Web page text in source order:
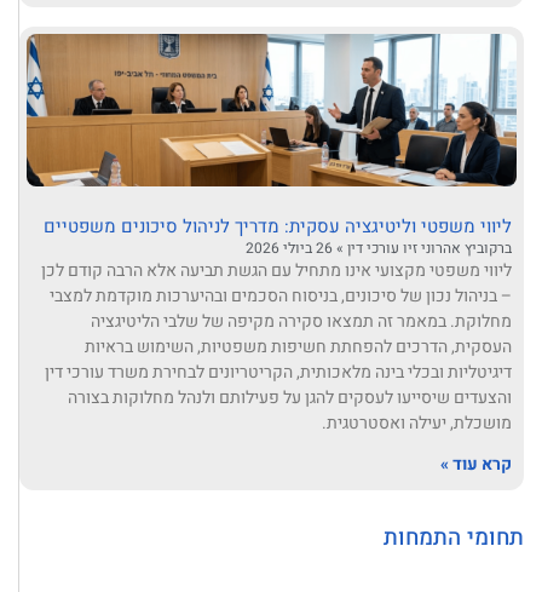
ליווי משפטי וליטיגציה עסקית: מדריך לניהול סיכונים משפטיים
ברקוביץ אהרוני זיו עורכי דין
ליווי משפטי מקצועי אינו מתחיל עם הגשת תביעה אלא הרבה קודם לכן
– בניהול נכון של סיכונים, בניסוח הסכמים ובהיערכות מוקדמת למצבי
מחלוקת. במאמר זה תמצאו סקירה מקיפה של שלבי הליטיגציה
העסקית, הדרכים להפחתת חשיפות משפטיות, השימוש בראיות
דיגיטליות ובכלי בינה מלאכותית, הקריטריונים לבחירת משרד עורכי דין
והצעדים שיסייעו לעסקים להגן על פעילותם ולנהל מחלוקות בצורה
מושכלת, יעילה ואסטרטגית.
קרא עוד »
תחומי התמחות